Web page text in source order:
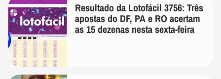
Resultado da Lotofácil 3756: Três
apostas do DF, PA e RO acertam
as 15 dezenas nesta sexta-feira